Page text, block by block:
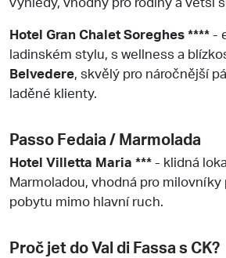
Hotel Gran Chalet Soreghes ****-
ladinském stylu, s wellness a
Belvedere, skvělý pro náročnější
laděné klienty.
Passo Fedaia / Marmolada
Hotel Villetta Maria ***- klidná
Marmoladou, vhodná pro
pobytu mimo hlavní ruch.
Proč jet do Val di Fassa s CK?